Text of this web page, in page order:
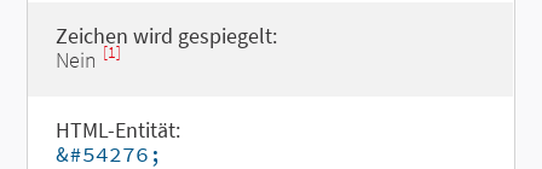
Zeichen wird gespiegelt:
Nein [1]
HTML-Entität:
&#54276;